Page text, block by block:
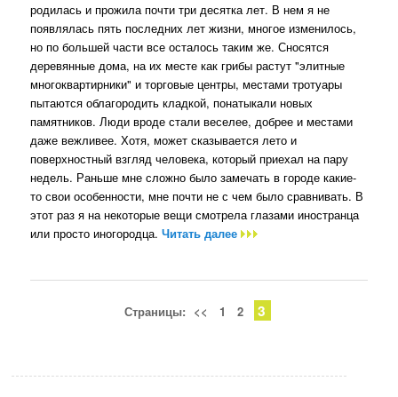
родилась и прожила почти три десятка лет. В нем я не
появлялась пять последних лет жизни, многое изменилось,
но по большей части все осталось таким же. Сносятся
деревянные дома, на их месте как грибы растут "элитные
многоквартирники" и торговые центры, местами тротуары
пытаются облагородить кладкой, понатыкали новых
памятников. Люди вроде стали веселее, добрее и местами
даже вежливее. Хотя, может сказывается лето и
поверхностный взгляд человека, который приехал на пару
недель. Раньше мне сложно было замечать в городе какие-
то свои особенности, мне почти не с чем было сравнивать. В
этот раз я на некоторые вещи смотрела глазами иностранца
или просто иногородца.Читать далее
Страницы: << 1 2 3